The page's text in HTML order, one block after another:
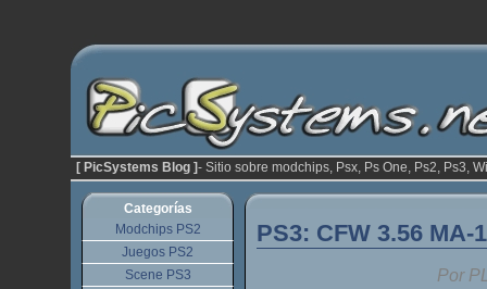
[ PicSystems Blog ]- Sitio sobre modchips, Psx, Ps One, Ps2, Ps3,
PS3: CFW 3.56
Por
Categorías
Modchips PS2
Juegos PS2
Scene PS3